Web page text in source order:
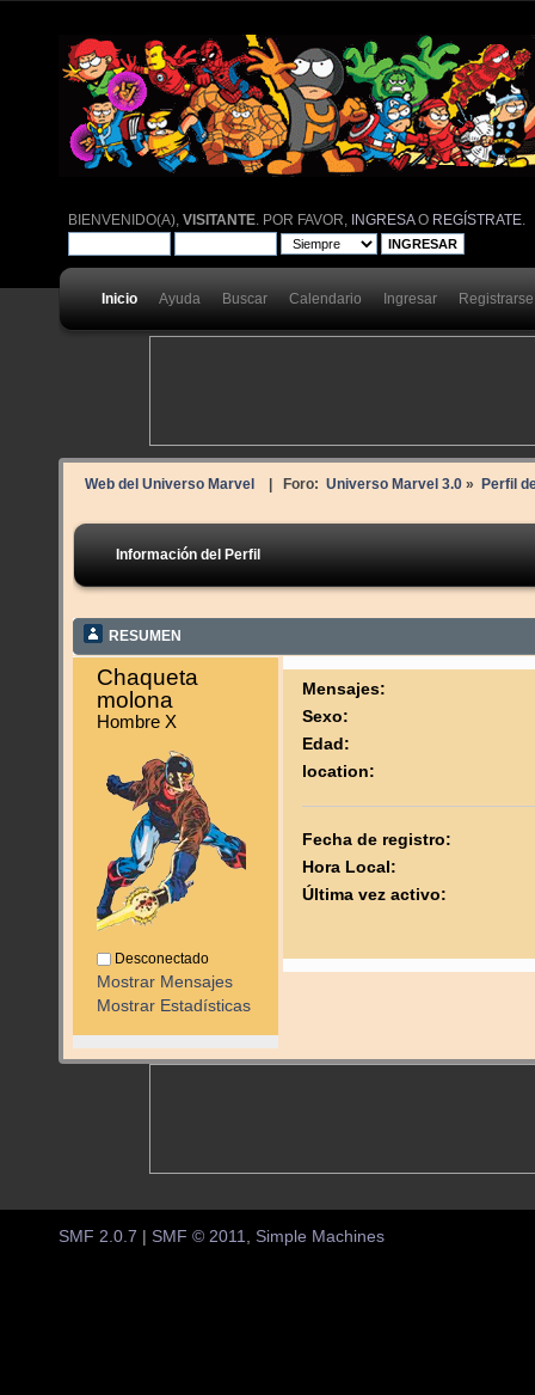
BIENVENIDO(A),VISITANTE . POR FAVOR, INGRESAO REGÍSTRATE
Inicio Ayuda Buscar Calendario Ingresar Registrarse
Web del Universo Marvel | Foro: Universo Marvel 3.0» Perfil
Información del Perfil
RESUMEN
Chaqueta
molona
Hombre X
Desconectado
Mostrar Mensajes
Mostrar Estadísticas
Mensajes:
Sexo:
Edad:
location:
Fecha de registro:
Hora Local:
Última vez activo:
SMF 2.0.7 SMF © 2011, Simple Machines